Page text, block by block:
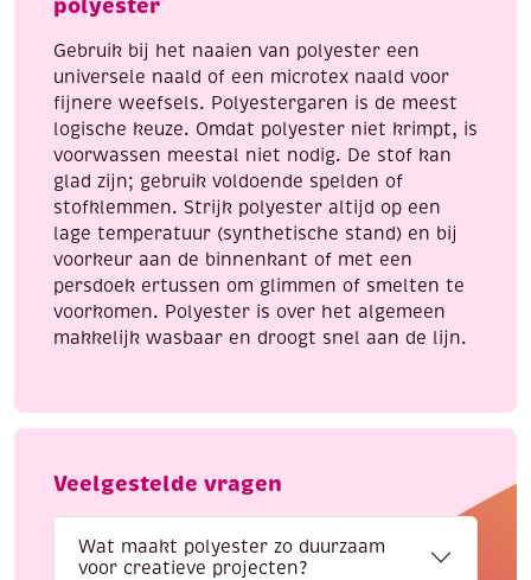
Gebruik bij het naaien van polyester een
universele naald of een microtex naald voor
fijnere weefsels. Polyestergaren is de meest
logische keuze. Omdat polyester niet krimpt, is
voorwassen meestal niet nodig. De stof kan
glad zijn; gebruik voldoende spelden of
stofklemmen. Strijk polyester altijd op een
lage temperatuur (synthetische stand) en bij
voorkeur aan de binnenkant of met een
persdoek ertussen om glimmen of smelten te
voorkomen. Polyester is over het algemeen
makkelijk wasbaar en droogt snel aan de lijn.
Veelgestelde vragen
Wat maakt polyester zo duurzaam
voor creatieve projecten?